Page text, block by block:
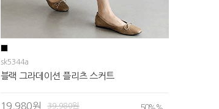
sk5344a
블랙 그라데이션 플리츠 스커트
19,980원 39,980원